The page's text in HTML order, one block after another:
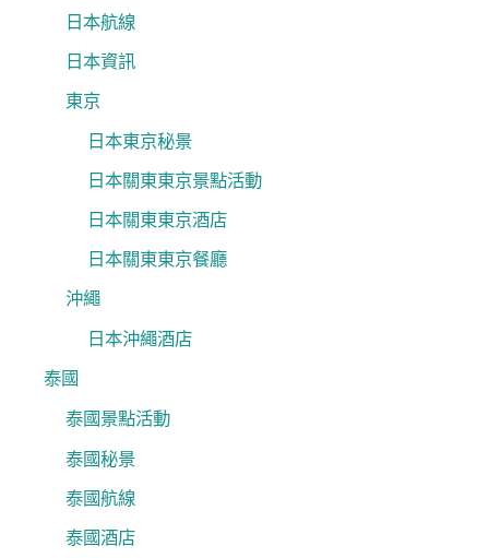
日本航線
日本資訊
東京
日本東京秘景
日本關東東京景點活動
日本關東東京酒店
日本關東東京餐廳
沖繩
日本沖繩酒店
泰國
泰國景點活動
泰國秘景
泰國航線
泰國酒店